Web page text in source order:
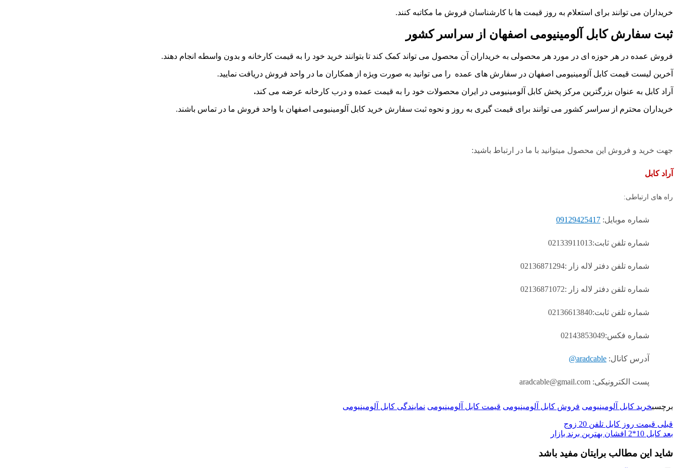
خریداران می توانند برای استعلام به روز قیمت ها با کارشناسان فروش ما مکاتبه کنند.
ثبت سفارش کابل آلومینیومی اصفهان از سراسر کشور
فروش عمده در هر حوزه ای در مورد هر محصولی به خریداران آن محصول می تواند کمک کند تا بتوانند خرید خود را به قیمت کارخانه و بدون واسطه انجام دهند.
آخرین لیست قیمت کابل آلومینیومی اصفهان در سفارش های عمده را می توانید به صورت ویژه از همکاران ما در واحد فروش دریافت نمایید.
آراد کابل به عنوان بزرگترین مرکز پخش کابل آلومینیومی در ایران محصولات خود را به قیمت عمده و درب کارخانه عرضه می کند.
خریداران محترم از سراسر کشور می توانند برای قیمت گیری به روز و نحوه ثبت سفارش خرید کابل آلومینیومی اصفهان با واحد فروش ما در تماس باشند.
جهت خرید و فروش این محصول میتوانید با ما در ارتباط باشید:
آراد کابل
راه های ارتباطی:
شماره موبایل: 09129425417
شماره تلفن ثابت:02133911013
شماره تلفن دفتر لاله زار :02136871294
شماره تلفن دفتر لاله زار :02136871072
شماره تلفن ثابت:02136613840
شماره فکس:02143853049
آدرس کانال: aradcable@
پست الکترونیکی: aradcable@gmail.com
برچسبخرید کابل آلومینیومی فروش کابل آلومینیومی قیمت کابل آلومینیومی نمایندگی کابل آلومینیومی
قبلی قیمت روز کابل تلفن 20 زوج
بعد کابل 10*2 افشان بهترین برند بازار
شاید این مطالب برایتان مفید باشد